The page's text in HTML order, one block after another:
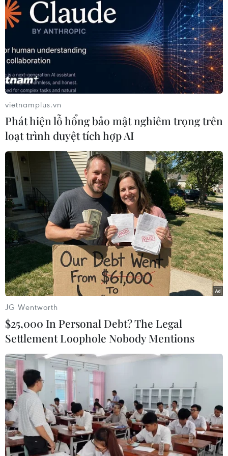
(TTXVN/Vietnam+)
#Cuộc thi Càphê đặc sản Việt Nam 2022
#Đắk Lắk
#Xuất khẩu càphê
#Thị trường xuất khẩu
#Càphê Robusta
#Càphê Arabica Đắk Lắk
Theo dõi VietnamPlus
TIN LIÊN QUAN
vietnamplus.vn
Phát hiện lỗ hổng bảo mật nghiêm trọng trên
loạt trình duyệt tích hợp AI
JG Wentworth
$25,000 In Personal Debt? The Legal
Settlement Loophole Nobody Mentions